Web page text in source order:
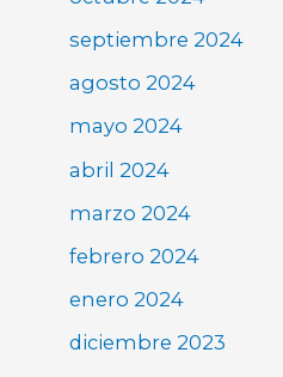
septiembre 2024
agosto 2024
mayo 2024
abril 2024
marzo 2024
febrero 2024
enero 2024
diciembre 2023